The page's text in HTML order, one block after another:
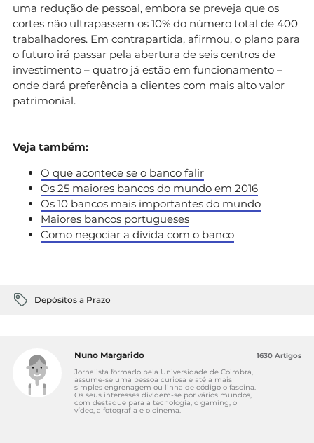
uma redução de pessoal, embora se preveja que os
cortes não ultrapassem os 10% do número total de 400
trabalhadores. Em contrapartida, afirmou, o plano para
o futuro irá passar pela abertura de seis centros de
investimento – quatro já estão em funcionamento –
onde dará preferência a clientes com mais alto valor
patrimonial.
Veja também:
O que acontece se o banco falir
Os 25 maiores bancos do mundo em 2016
Os 10 bancos mais importantes do mundo
Maiores bancos portugueses
Como negociar a dívida com o banco
Depósitos a Prazo
Nuno Margarido
Jornalista formado pela Universidade de Coimbra,
assume-se uma pessoa curiosa e até a mais
simples engrenagem ou linha de código o fascina.
Os seus interesses dividem-se por vários mundos,
com destaque para a tecnologia, o gaming, o
vídeo, a fotografia e o cinema.
1630 Artigos